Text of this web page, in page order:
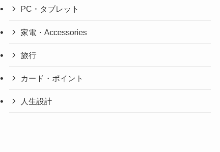
PC・タブレット
家電・Accessories
旅行
カード・ポイント
人生設計